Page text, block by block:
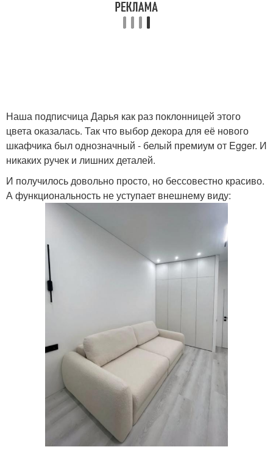
Наша подписчица Дарья как раз поклонницей этого
цвета оказалась. Так что выбор декора для её нового
шкафчика был однозначный - белый премиум от Egger. И
никаких ручек и лишних деталей.
И получилось довольно просто, но бессовестно красиво.
А функциональность не уступает внешнему виду: